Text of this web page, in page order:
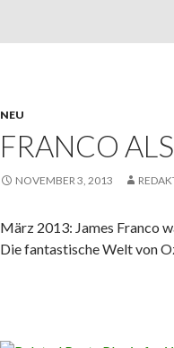
NEU
FRANCO
NOVEMBER 3, 2013
März 2013: James Franco
Die fantastische Welt von